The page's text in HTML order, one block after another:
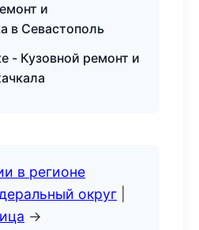
и
в Севастополь
- Кузовной ремонт и
в регионе
округ
→